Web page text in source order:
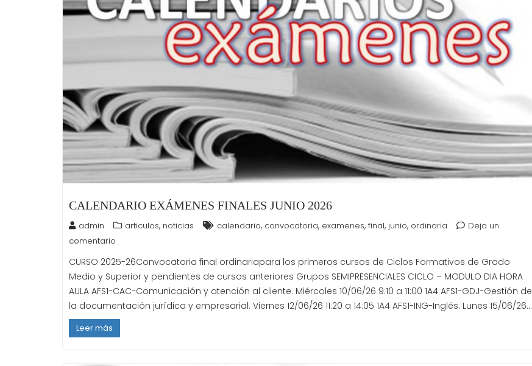
CALENDARIO EXÁMENES FINALES JUNIO 2026
admin articulos, noticias calendario, convocatoria, examenes, final, junio, ordinaria
Deja un
comentario
CURSO 2025-26Convocatoria final ordinariapara los primeros cursos de Ciclos Formativos de Grado
Medio y Superior y pendientes de cursos anteriores Grupos SEMIPRESENCIALES CICLO – MODULO DIA HORA
AULA AFS1-CAC-Comunicación y atención al cliente. Miércoles 10/06/26 9:10 a 11:00 1A4 AFS1-GDJ-Gestión de
la documentación jurídica y empresarial. Viernes 12/06/26 11:20 a 14:05 1A4 AFS1-ING-Inglés. Lunes 15/06/26…
Leer más